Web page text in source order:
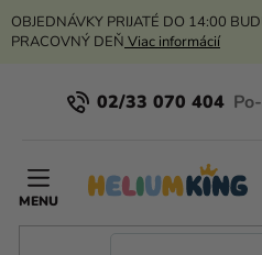
Prejsť
na
OBJEDNÁVKY PRIJATÉ DO 14:00
PRACOVNÝ DEŇ Viac informácií
02/33 070 404